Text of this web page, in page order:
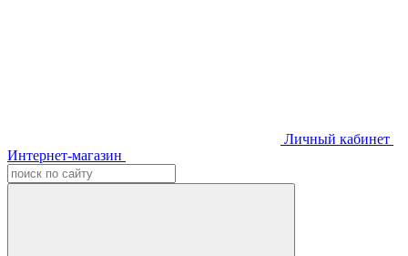
Личный кабинет
Интернет-магазин